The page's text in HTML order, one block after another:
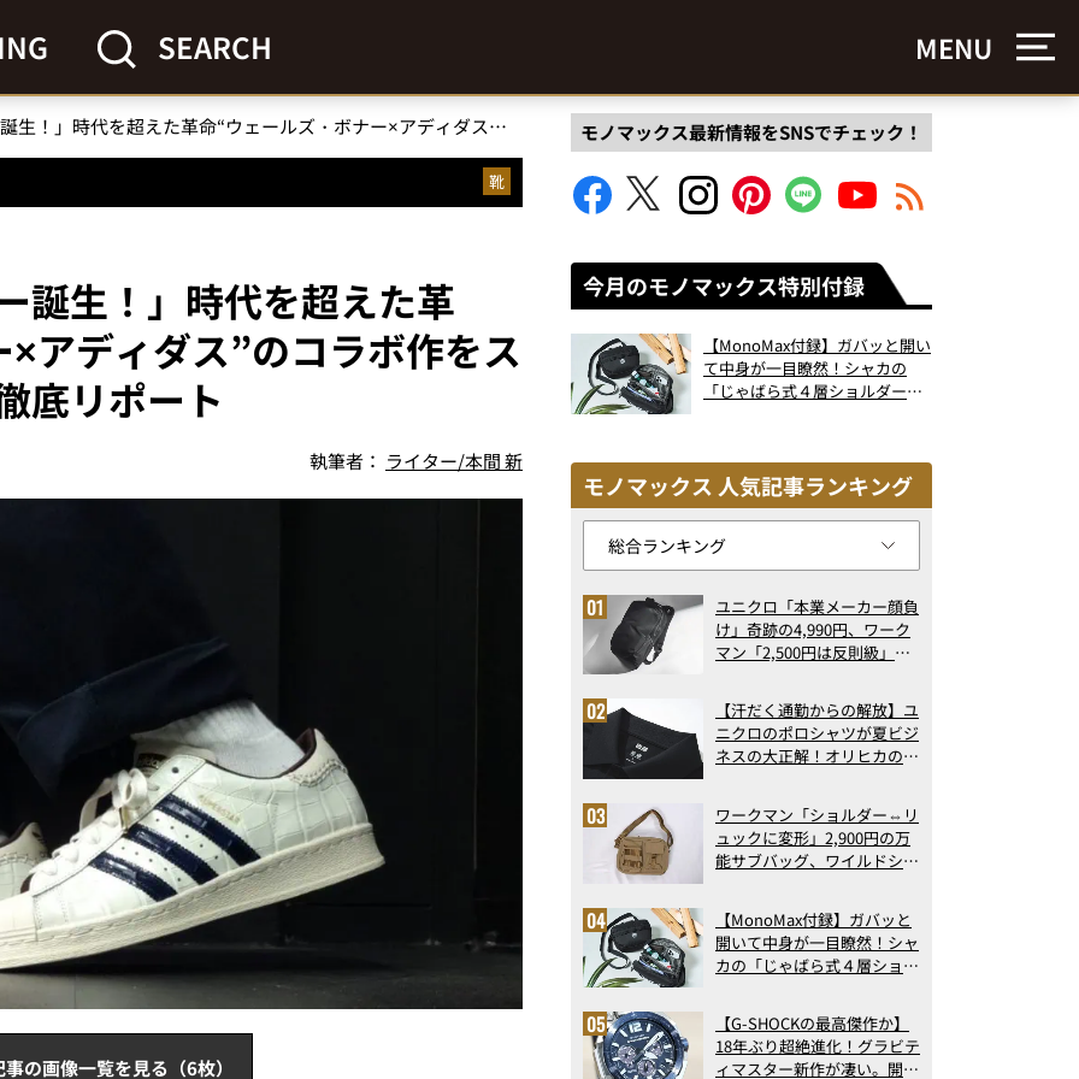
SEARCH MENU
「最強のスーパースター誕生！」時代を超えた革命“ウェールズ・ボナー×アディダス”のコラボ作をスニーカー系ライターが徹底リポート
靴
誕生！」時代を超えた革
アディダス”のコラボ作をス
底リポート
執筆者： ライター/本間 新
の画像一覧を見る（6枚）
モノマックス最新情報をSNSでチェック！
今月のモノマックス特別付録
【MonoMax付録】ガバッと開い
て中身が一目瞭然！シャカの
「じゃばら式４層ショルダーバ
モノマックス 人気記事ランキング
ユニクロ「本業メーカー顔負
け」奇跡の4,990円、ワーク
マン「2,500円は反則級」凄
ト3】（2026年6月版）
【汗だく通勤からの解放】ユ
ニクロのポロシャツが夏ビジ
ネスの大正解！オリヒカの透
アの実力
ワークマン「ショルダー⇔リ
ュックに変形」2,900円の万
能サブバッグ、ワイルドシン
記事ランキングベスト3】
（2026年6月版）
【MonoMax付録】ガバッと
開いて中身が一目瞭然！シャ
カの「じゃばら式４層ショル
った！
【G-SHOCKの最高傑作か】
18年ぶり超絶進化！グラビテ
ィマスター新作が凄い。開発